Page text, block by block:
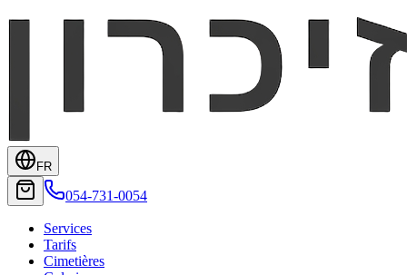
FR
054-731-0054
Services
Tarifs
Cimetières